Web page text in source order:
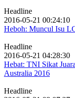
Headline
2016-05-21 00:24:10
Heboh: Muncul Isu
Headline
2016-05-21 04:28:30
Hebat: TNI Sikat
Australia 2016
Headline